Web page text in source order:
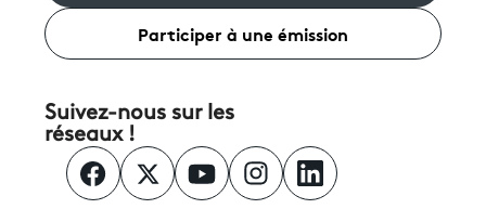
Participer à une émission
Suivez-nous sur les
réseaux !